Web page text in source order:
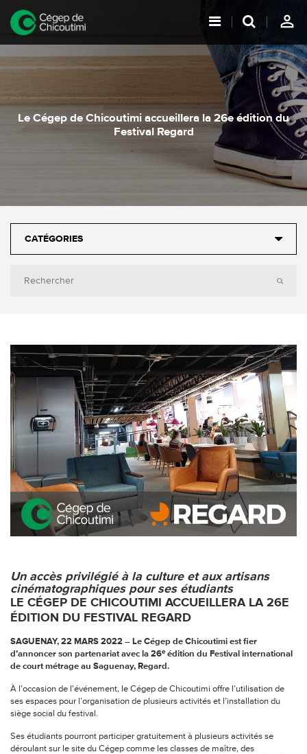
person_outline
Le Cégep de Chicoutimi accueillera la 26e édition du
Festival Regard
CATÉGORIES
Un accès privilégié à la culture et aux artisans
cinématographiques pour ses étudiants
LE CÉGEP DE CHICOUTIMI ACCUEILLERA LA 26E
ÉDITION DU FESTIVAL REGARD
SAGUENAY, 22 MARS 2022 – Le Cégep de Chicoutimi est fier
d’annoncer son partenariat avec la 26e édition du Festival international
de court métrage au Saguenay, Regard.
À l’occasion de l’événement, le Cégep de Chicoutimi offre l’utilisation de
ses espaces pour l’organisation de plusieurs activités et l’installation du
siège social du festival.
Ses étudiants pourront participer gratuitement à plusieurs activités se
déroulant sur le site du Cégep comme les classes de maître, des